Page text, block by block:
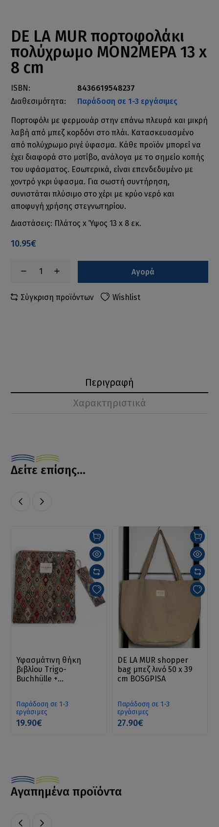
DE LA MUR πορτοφολάκι
πολύχρωμο ΜΟΝ2ΜΕΡΑ 13 x
8 cm
ISBN:
8436619548237
Διαθεσιμότητα:
Παράδοση σε 1-3 εργάσιμες
Πορτοφόλι με φερμουάρ στην επάνω πλευρά και μικρή
λαβή από μπεζ κορδόνι στο πλάι. Κατασκευασμένο
από πολύχρωμο ριγέ ύφασμα. Κάθε προϊόν μπορεί να
έχει διαφορά στο μοτίβο, ανάλογα με το σημείο κοπής
του υφάσματος. Εσωτερικά, είναι επενδεδυμένο με
χοντρό γκρι ύφασμα. Για σωστή συντήρηση,
συνιστάται πλύσιμο στο χέρι με κρύο νερό και
αποφυγή χρήσης στεγνωτηρίου.
Διαστάσεις: Πλάτος x Ύψος 13 x 8 εκ.
10.95€
Αγορά
Σύγκριση προϊόντων Wishlist
Περιγραφή
Χαρακτηριστικά
Δείτε επίσης...
Υφασμάτινη θήκη
βιβλίου Trigo-
Buchhülle +
Παράδοση σε 1-3
εργάσιμες
19.90€
DE LA MUR shopper
bag μπεζ λινό 50 x 39
cm BOSGPISA
Παράδοση σε 1-3
εργάσιμες
27.90€
Αγαπημένα προϊόντα